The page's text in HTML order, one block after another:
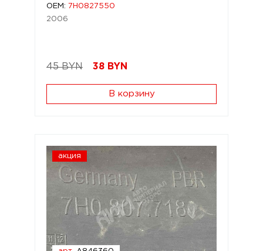
OEM:
7H0827550
2006
45 BYN 38 BYN
В корзину
акция